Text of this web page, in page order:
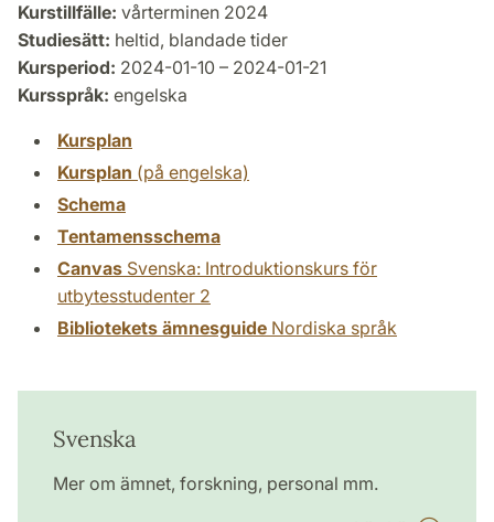
Kurstillfälle: vårterminen 2024
Studiesätt: heltid, blandade tider
Kursperiod: 2024-01-10 – 2024-01-21
Kursspråk: engelska
Kursplan
Kursplan (på engelska)
Schema
Tentamensschema
Canvas Svenska: Introduktionskurs för
utbytesstudenter 2
Bibliotekets ämnesguide Nordiska språk
Svenska
Mer om ämnet, forskning, personal mm.